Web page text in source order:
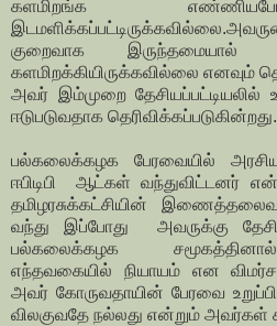
களமிறங்க
குறைவாக இருந்தமையால்
களமிறக்கியிருக்கவில்லை எனவும்
அவர் இம்முறை தேசியப்பட்டியலில்
ஈடுபடுவதாக தெரிவிக்கப்படுகின்றது.
பல்கலைக்கழக பேரவையில்
ஈபிடிபி ஆட்கள் வந்துவிட்டனர்
தமிழரசுக்கட்சியின்
வந்து இப்போது அவருக்கு
பல்கலைக்கழக
எந்தவகையில் நியாயம் என
அவர் கோருவதாயின் பேரவை
விலகுவதே நல்லது என்றும் அவர்கள்